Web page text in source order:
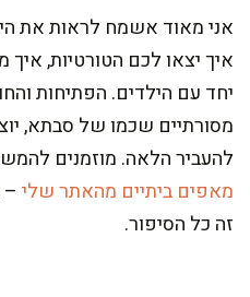
אני מאוד אשמח לראות את
איך יצאו לכם הטורטיות,
יחד עם הילדים. הפתיחות
מסורתיים שכמו של סבתא,
להעביר הלאה. מוזמנים
מאפים ביתיים מהאתר שלי
זה כל הסיפור.